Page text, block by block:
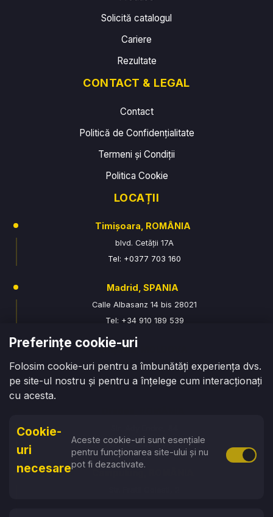
Solicită catalogul
Cariere
Rezultate
CONTACT & LEGAL
Contact
Politică de Confidențialitate
Termeni și Condiții
Politica Cookie
LOCAȚII
Timișoara, ROMÂNIA
blvd. Cetății 17A
Tel: +0377 703 160
Madrid, SPANIA
Calle Albasanz 14 bis 28021
Tel: +34 910 189 539
Chișinău, MOLDOVA
str. Armenească 100
Tel: +373 76 070 315
Tel: +40 729 941 177
Preferințe cookie-uri
Folosim cookie-uri pentru a îmbunătăți experiența dvs.
pe site-ul nostru și pentru a înțelege cum interacționați
cu acesta.
Cookie-
uri
necesare
Aceste cookie-uri sunt esențiale
pentru funcționarea site-ului și nu
pot fi dezactivate.
Activare